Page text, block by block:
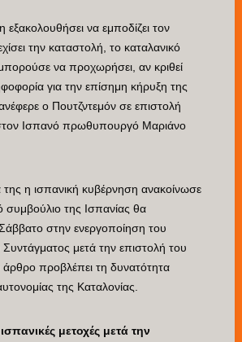
να εμποδίζει τον
την καταστολή, το καταλανικό
να προχωρήσει, αν κριθεί
για την επίσημη κήρυξη της
ο Πουτζντεμόν σε επιστολή
Ισπανό πρωθυπουργό Μαριάνο
η ισπανική κυβέρνηση ανακοίνωσε
συμβούλιο της Ισπανίας θα
στην ενεργοποίηση του
μετά την επιστολή του
άρθρο προβλέπει τη δυνατότητα
της Καταλονίας.
μετοχές μετά την